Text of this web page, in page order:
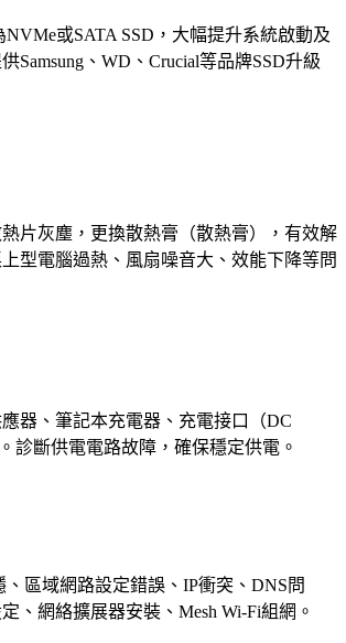
或SATA SSD，大幅提升系統啟動及
Samsung、WD、Crucial等品牌SSD升級
片灰塵，更換散熱膏（散熱膏），有效解
型電腦過熱、風扇噪音大、效能下降等問
器、筆記本充電器、充電接口（DC
診斷供電電路故障，確保穩定供電。
區域網路設定錯誤、IP衝突、DNS問
、網絡擴展器安裝、Mesh Wi-Fi組網。